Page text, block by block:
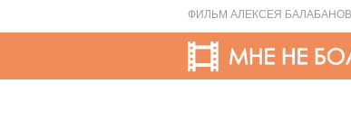
ФИЛЬМ АЛЕКСЕЯ